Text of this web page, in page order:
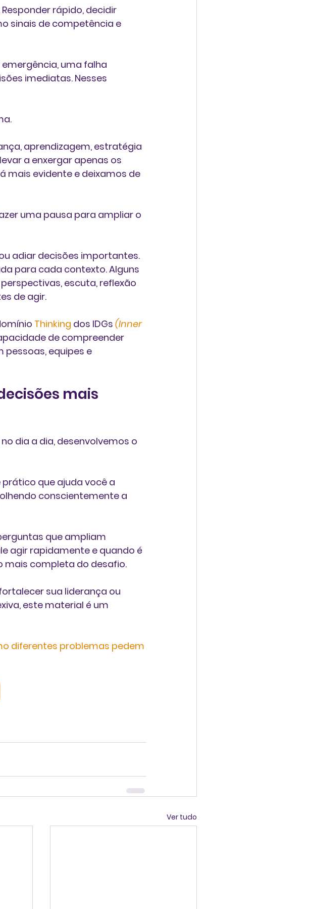
rápido, decidir
sinais de competência e
uma falha
imediatas. Nesses
aprendizagem, estratégia
a enxergar apenas os
mais evidente e deixamos de
uma pausa para ampliar o
adiar decisões importantes.
para cada contexto. Alguns
escuta, reflexão
de agir.
Thinking dos IDGs (Inner
de compreender
equipes e
mais
dia a dia, desenvolvemos o
que ajuda você a
conscientemente a
que ampliam
agir rapidamente e quando é
mais completa do desafio.
sua liderança ou
este material é um
diferentes problemas pedem
Ver tudo